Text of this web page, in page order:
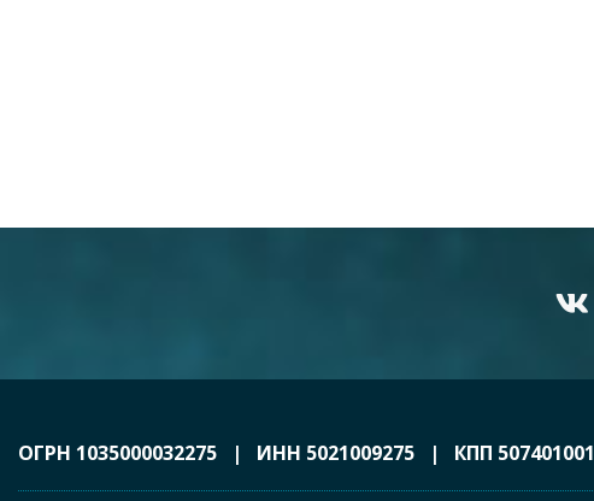
ОГРН 1035000032275 | ИНН 5021009275 | КПП 507401001